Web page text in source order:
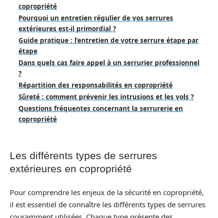
copropriété
Pourquoi un entretien régulier de vos serrures
extérieures est-il primordial ?
Guide pratique : l’entretien de votre serrure étape par
étape
Dans quels cas faire appel à un serrurier professionnel
?
Répartition des responsabilités en copropriété
Sûreté : comment prévenir les intrusions et les vols ?
Questions fréquentes concernant la serrurerie en
copropriété
Les différents types de serrures
extérieures en copropriété
Pour comprendre les enjeux de la sécurité en copropriété,
il est essentiel de connaître les différents types de serrures